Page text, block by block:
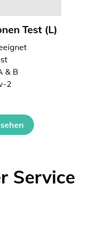
Test (L)
& B
2
Service